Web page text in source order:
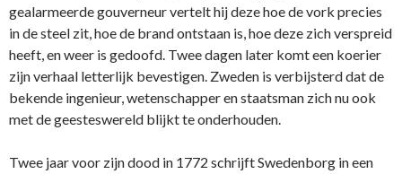
gealarmeerde gouverneur vertelt hij deze hoe de vork precies
in de steel zit, hoe de brand o­ntstaan is, hoe deze zich verspreid
heeft, en weer is gedoofd. Twee dagen later komt een koerier
zijn verhaal letterlijk bevestigen. Zweden is verbijsterd dat de
bekende ingenieur, wetenschapper en staatsman zich nu ook
met de geesteswereld blijkt te o­nderhouden.
Twee jaar voor zijn dood in 1772 schrijft Swedenborg in een